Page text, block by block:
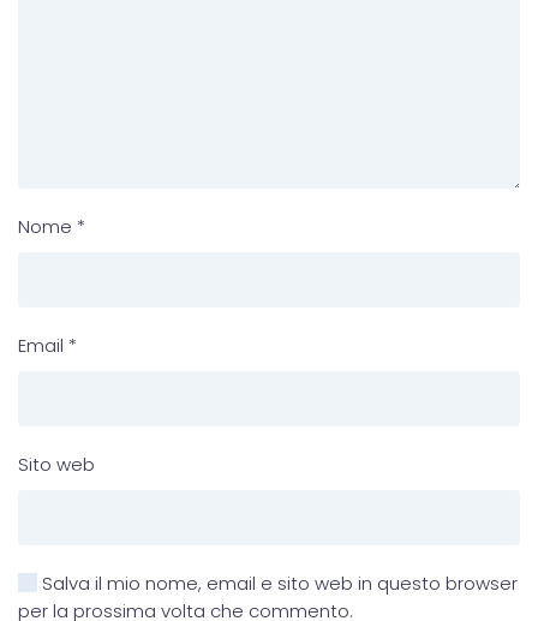
Nome *
Email *
Sito web
Salva il mio nome, email e sito web in questo browser
per la prossima volta che commento.